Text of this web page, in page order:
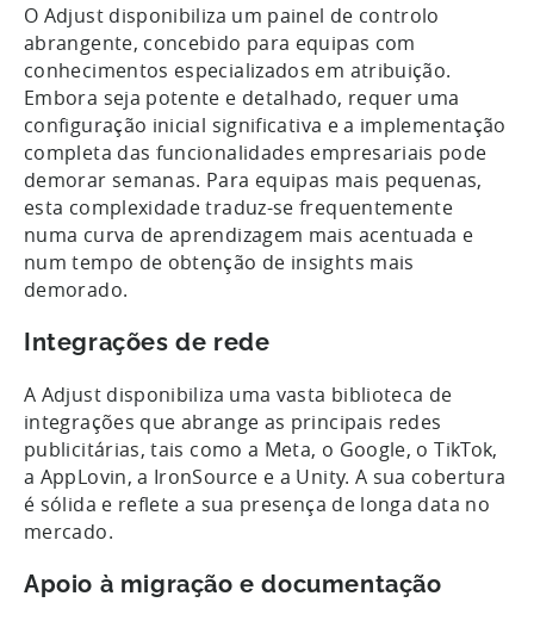
O Adjust disponibiliza um painel de controlo
abrangente, concebido para equipas com
conhecimentos especializados em atribuição.
Embora seja potente e detalhado, requer uma
configuração inicial significativa e a implementação
completa das funcionalidades empresariais pode
demorar semanas. Para equipas mais pequenas,
esta complexidade traduz-se frequentemente
numa curva de aprendizagem mais acentuada e
num tempo de obtenção de insights mais
demorado.
Integrações de rede
A Adjust disponibiliza uma vasta biblioteca de
integrações que abrange as principais redes
publicitárias, tais como a Meta, o Google, o TikTok,
a AppLovin, a IronSource e a Unity. A sua cobertura
é sólida e reflete a sua presença de longa data no
mercado.
Apoio à migração e documentação